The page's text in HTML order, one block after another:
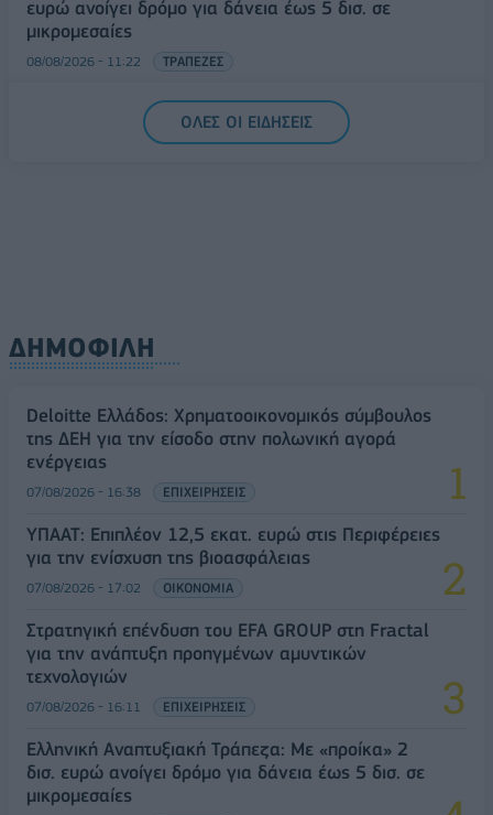
ευρώ ανοίγει δρόμο για δάνεια έως 5 δισ. σε
μικρομεσαίες
08/08/2026 - 11:22 ΤΡΑΠΕΖΕΣ
5G παντού, 6G στον ορίζοντα: Πού βρίσκεται η
Ελλάδα στη μεγάλη τεχνολογική μετάβαση
ΟΛΕΣ ΟΙ ΕΙΔΗΣΕΙΣ
ΔΗΜΟΦΙΛΗ
Deloitte Ελλάδος: Χρηματοοικονομικός σύμβουλος
της ΔΕΗ για την είσοδο στην πολωνική αγορά
ενέργειας
07/08/2026 - 16:38 ΕΠΙΧΕΙΡΗΣΕΙΣ
ΥΠΑΑΤ: Επιπλέον 12,5 εκατ. ευρώ στις Περιφέρειες
για την ενίσχυση της βιοασφάλειας
07/08/2026 - 17:02 ΟΙΚΟΝΟΜΙΑ
Στρατηγική επένδυση του EFA GROUP στη Fractal
για την ανάπτυξη προηγμένων αμυντικών
τεχνολογιών
07/08/2026 - 16:11 ΕΠΙΧΕΙΡΗΣΕΙΣ
Ελληνική Αναπτυξιακή Τράπεζα: Με «προίκα» 2
δισ. ευρώ ανοίγει δρόμο για δάνεια έως 5 δισ. σε
μικρομεσαίες